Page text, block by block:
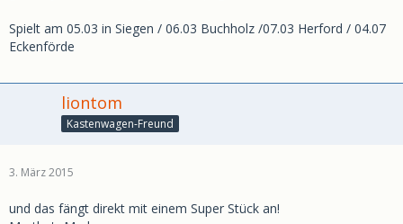
Spielt am 05.03 in Siegen / 06.03 Buchholz /07.03 Herford / 04.07
Eckenförde
liontom
Kastenwagen-Freund
3. März 2015
und das fängt direkt mit einem Super Stück an!